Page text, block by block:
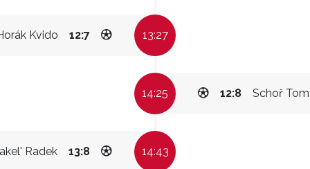
Kvido 12:7 13:27
14:25 Schoř
12:8
Radek 13:8 14:43